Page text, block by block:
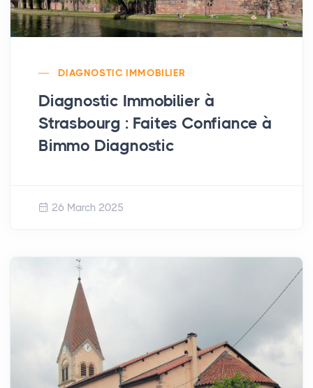
DIAGNOSTIC IMMOBILIER
Diagnostic Immobilier à
Strasbourg : Faites Confiance à
Bimmo Diagnostic
26 March 2025